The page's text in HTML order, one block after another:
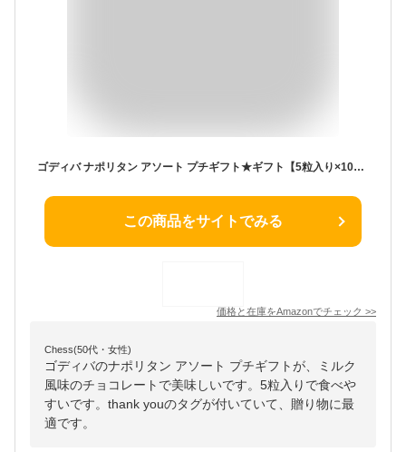
ゴディバ ナポリタン アソート プチギフト★ギフト【5粒入り×10セット～】合計50粒 thank youタグ付き かわいい 巾着 ほんの気持ち ハロウィン バレンタイン クリスマス 手土産 差し入れ 詰め合わせ 義理チョコ プレゼントBADASAIオリジナルページ
この商品をサイトでみる
価格と在庫をAmazonでチェック >>
Chess(50代・女性)
ゴディバのナポリタン アソート プチギフトが、ミルク
風味のチョコレートで美味しいです。5粒入りで食べや
すいです。thank youのタグが付いていて、贈り物に最
適です。